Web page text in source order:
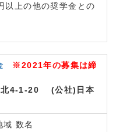
以上の他の奨学金との
※2021年の募集は締
北4-1-20 (公社)日本
域 数名